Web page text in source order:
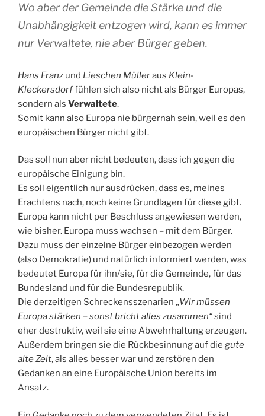
Wo aber der Gemeinde die Stärke und die
Unabhängigkeit entzogen wird, kann es immer
nur Verwaltete, nie aber Bürger geben.
Hans Franz und Lieschen Mülleraus Klein-
Kleckersdorffühlen sich also nicht als Bürger Europas,
sondern als Verwaltete.
Somit kann also Europa nie bürgernah sein, weil es den
europäischen Bürger nicht gibt.
Das soll nun aber nicht bedeuten, dass ich gegen die
europäische Einigung bin.
Es soll eigentlich nur ausdrücken, dass es, meines
Erachtens nach, noch keine Grundlagen für diese gibt.
Europa kann nicht per Beschluss angewiesen werden,
wie bisher. Europa muss wachsen – mit dem Bürger.
Dazu muss der einzelne Bürger einbezogen werden
(also Demokratie) und natürlich informiert werden, was
bedeutet Europa für ihn/sie, für die Gemeinde, für das
Bundesland und für die Bundesrepublik.
Die derzeitigen Schreckensszenarien „Wir müssen
Europa stärken – sonst bricht alles zusammen“sind
eher destruktiv, weil sie eine Abwehrhaltung erzeugen.
Außerdem bringen sie die Rückbesinnung auf die gute
alte Zeit, als alles besser war und zerstören den
Gedanken an eine Europäische Union bereits im
Ansatz.